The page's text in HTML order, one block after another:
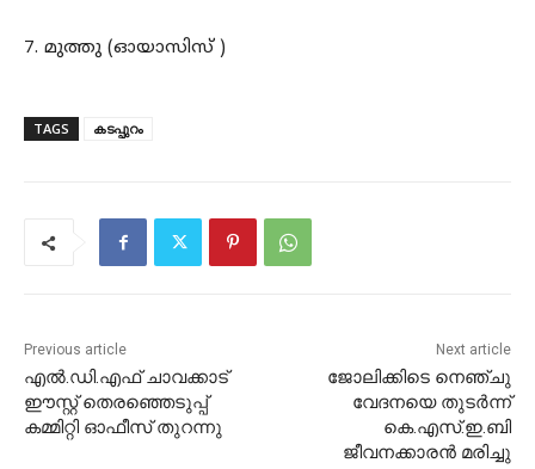
7. മുത്തു (ഓയാസിസ്‌ )
TAGS കടപ്പുറം
Previous article
എൽ.ഡി.എഫ് ചാവക്കാട്
ഈസ്റ്റ് തെരഞ്ഞെടുപ്പ്
കമ്മിറ്റി ഓഫീസ് തുറന്നു
Next article
ജോലിക്കിടെ നെഞ്ചു
വേദനയെ തുടര്‍ന്ന്
കെ.എസ്.ഇ.ബി
ജീവനക്കാരന്‍ മരിച്ചു